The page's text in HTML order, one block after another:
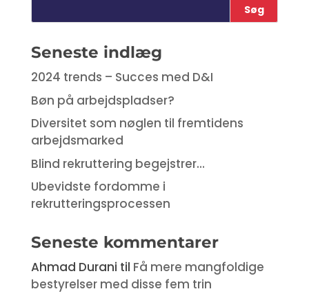
Seneste indlæg
2024 trends – Succes med D&I
Bøn på arbejdspladser?
Diversitet som nøglen til fremtidens
arbejdsmarked
Blind rekruttering begejstrer…
Ubevidste fordomme i
rekrutteringsprocessen
Seneste kommentarer
Ahmad Durani til Få mere mangfoldige
bestyrelser med disse fem trin